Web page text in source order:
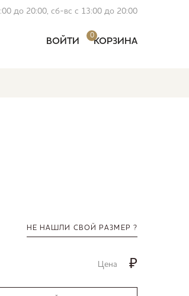
до 20:00, сб-вс с 13:00 до 20:00
ВОЙТИ
0
КОРЗИНА
НЕ НАШЛИ СВОЙ РАЗМЕР ?
Цена ₽